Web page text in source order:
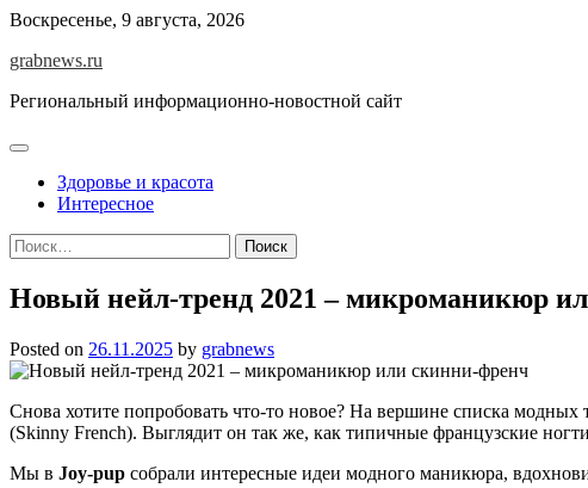
Skip
content
Воскресенье, 9 августа, 2026
grabnews.ru
Региональный информационно-новостной сайт
Здоровье и красота
Интересное
Найти:
Новый нейл-тренд 2021 – микроманикюр
Posted on 26.11.2025 by grabnews
Снова хотите попробовать что-то новое? На вершине списка
(Skinny French). Выглядит он так же, как типичные французские
Мы в Joy-pup собрали интересные идеи модного маникюра,